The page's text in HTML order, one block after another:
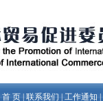
首 页| 联系我们 工作通知